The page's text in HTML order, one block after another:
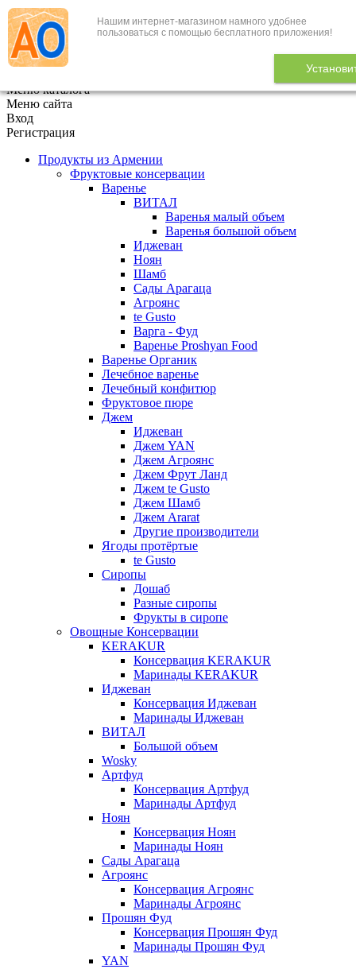
Нашим интернет-магазином намного удобнее
пользоваться с помощью бесплатного приложения!
+7 (495) 646-888-1
В корзине 0
Меню каталога
Меню сайта
Вход
Регистрация
Продукты из Армении
Фруктовые консервации
Варенье
ВИТАЛ
Варенья малый объем
Варенья большой объем
Иджеван
Ноян
Шамб
Сады Арагаца
Агроянс
te Gusto
Варга - Фуд
Варенье Proshyan Food
Варенье Органик
Лечебное варенье
Лечебный конфитюр
Фруктовое пюре
Джем
Иджеван
Джем YAN
Джем Агроянс
Джем Фрут Ланд
Джем te Gusto
Джем Шамб
Джем Ararat
Другие производители
Ягоды протёртые
te Gusto
Сиропы
Дошаб
Разные сиропы
Фрукты в сиропе
Овощные Консервации
KERAKUR
Консервация KERAKUR
Маринады KERAKUR
Иджеван
Консервация Иджеван
Маринады Иджеван
ВИТАЛ
Большой объем
Wosky
Артфуд
Консервация Артфуд
Маринады Артфуд
Ноян
Консервация Ноян
Маринады Ноян
Сады Арагаца
Агроянс
Консервация Агроянс
Маринады Агроянс
Прошян Фуд
Консервация Прошян Фуд
Маринады Прошян Фуд
YAN